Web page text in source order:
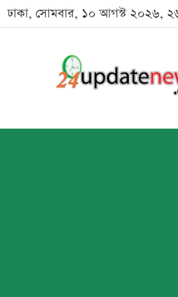
ঢাকা, সোমবার, ১০ আগস্ট ২০২৬,